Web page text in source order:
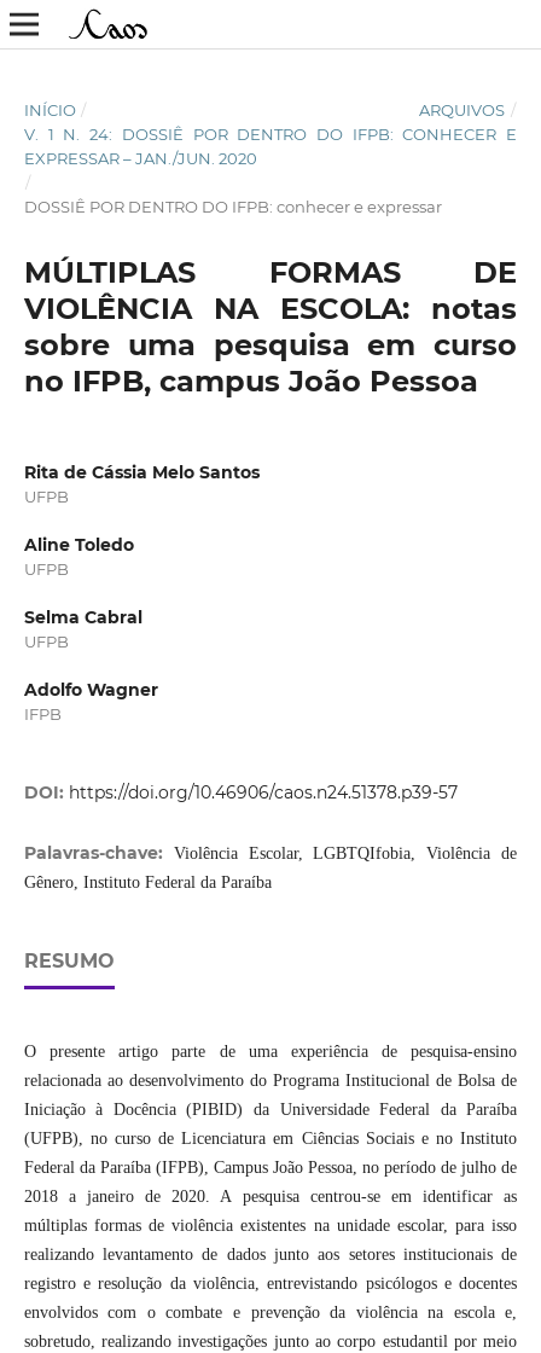
INÍCIO / ARQUIVOS /
V. 1 N. 24: DOSSIÊ POR DENTRO DO IFPB: CONHECER E
EXPRESSAR – JAN./JUN. 2020
/
DOSSIÊ POR DENTRO DO IFPB: conhecer e expressar
MÚLTIPLAS FORMAS DE
VIOLÊNCIA NA ESCOLA: notas
sobre uma pesquisa em curso
no IFPB, campus João Pessoa
Rita de Cássia Melo Santos
UFPB
Aline Toledo
UFPB
Selma Cabral
UFPB
Adolfo Wagner
IFPB
DOI: https://doi.org/10.46906/caos.n24.51378.p39-57
Palavras-chave:
Violência Escolar, LGBTQIfobia, Violência de
Gênero, Instituto Federal da Paraíba
RESUMO
O presente artigo parte de uma experiência de pesquisa-ensino
relacionada ao desenvolvimento do Programa Institucional de Bolsa de
Iniciação à Docência (PIBID) da Universidade Federal da Paraíba
(UFPB), no curso de Licenciatura em Ciências Sociais e no Instituto
Federal da Paraíba (IFPB), Campus João Pessoa, no período de julho de
2018 a janeiro de 2020. A pesquisa centrou-se em identificar as
múltiplas formas de violência existentes na unidade escolar, para isso
realizando levantamento de dados junto aos setores institucionais de
registro e resolução da violência, entrevistando psicólogos e docentes
envolvidos com o combate e prevenção da violência na escola e,
sobretudo, realizando investigações junto ao corpo estudantil por meio